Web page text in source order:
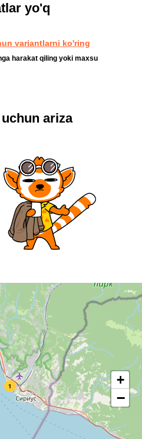
yo'q
variantlarni ko'ring
harakat qiling yoki maxsu
ariza
1 +
−